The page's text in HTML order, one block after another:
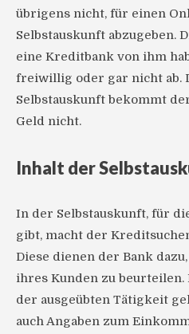
übrigens nicht, für einen
Selbstauskunft abzugeben.
eine Kreditbank von ihm
freiwillig oder gar nicht ab.
Selbstauskunft bekommt
Geld nicht.
Inhalt der
In der Selbstauskunft, für
gibt, macht der
Diese dienen der Bank
ihres Kunden zu beurteilen.
der ausgeübten Tätigkeit
auch Angaben zum